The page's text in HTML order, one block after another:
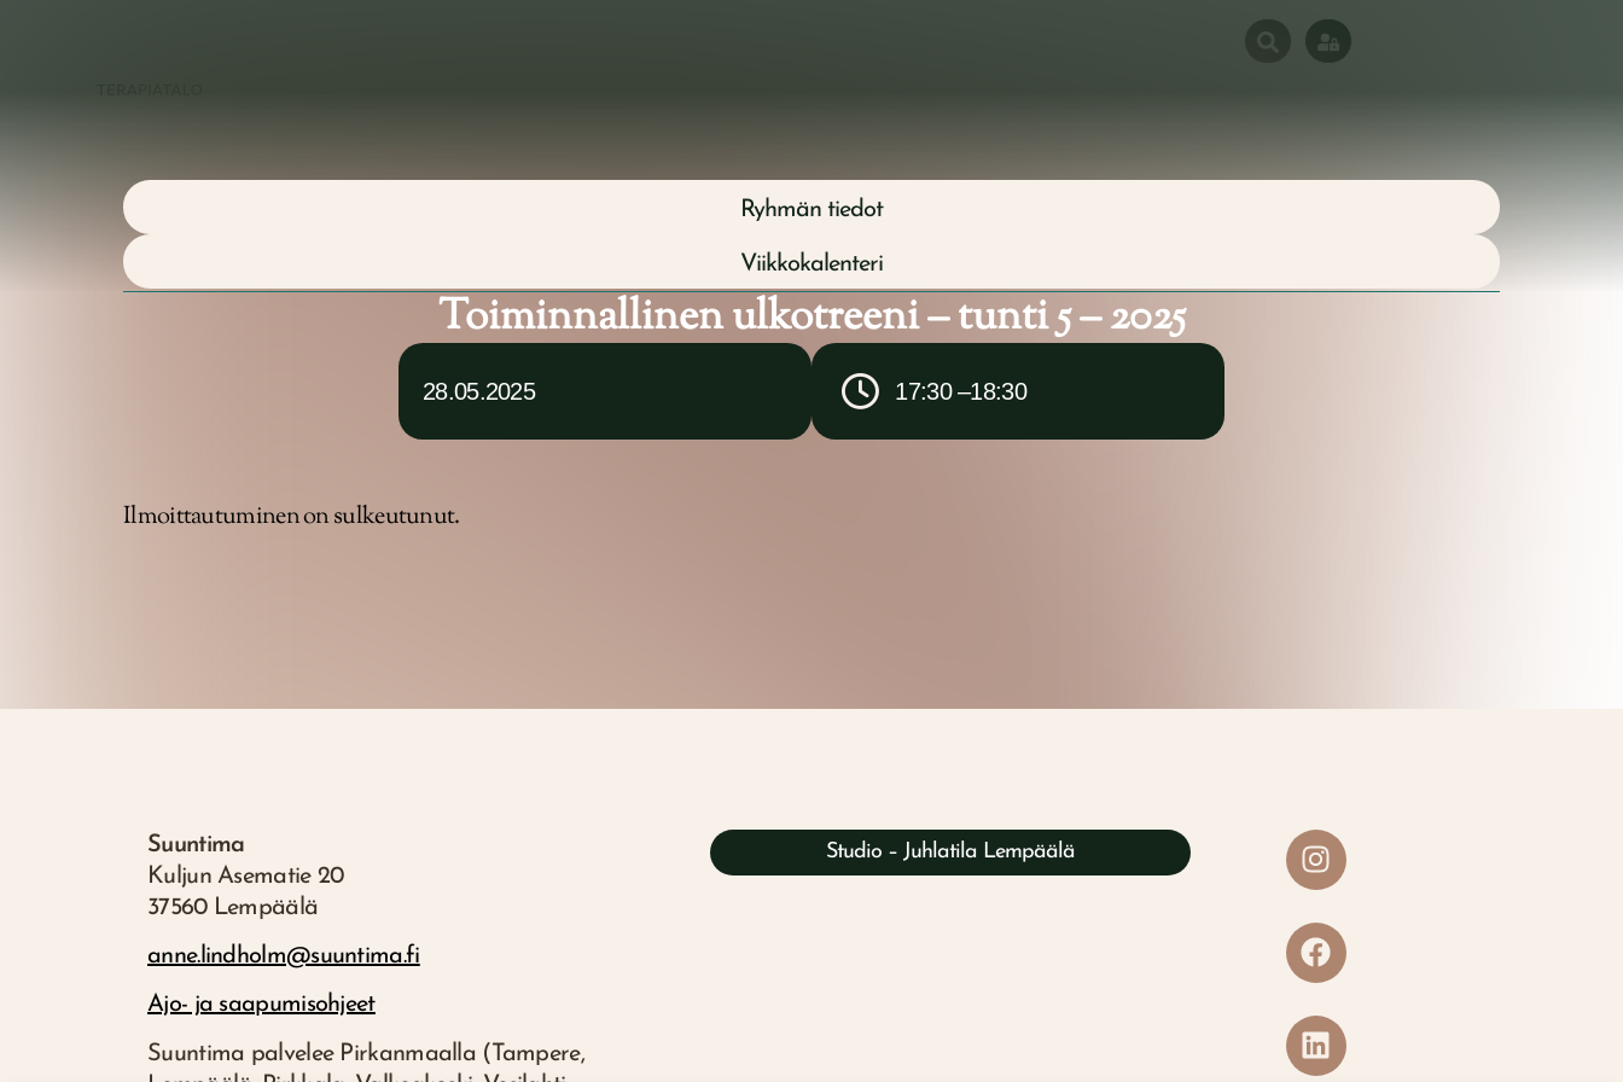
Ryhmän tiedot
Viikkokalenteri
Toiminnallinen ulkotreeni – tunti 5 – 2025
28.05.2025 17:30 –18:30
Ilmoittautuminen on sulkeutunut.
Suuntima
Kuljun Asematie 20
37560 Lempäälä
anne.lindholm@suuntima.fi
Ajo- ja saapumisohjeet
Suuntima palvelee Pirkanmaalla (Tampere,
Studio – Juhlatila Lempäälä